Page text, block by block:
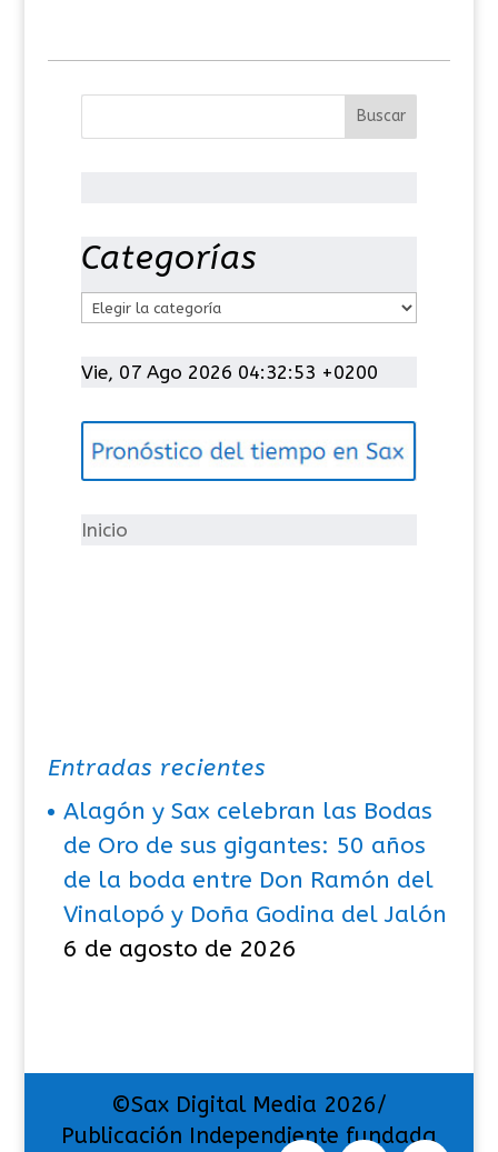
Categorías
t
g
í
Vie, 07 Ago 2026 04:32:53 +0200
Inicio
Entradas recientes
Alagón y Sax celebran las Bodas
de Oro de sus gigantes: 50 años
de la boda entre Don Ramón del
Vinalopó y Doña Godina del Jalón
6 de agosto de 2026
©Sax Digital Media 2026/
Publicación Independiente fundada